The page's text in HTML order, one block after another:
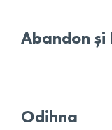
Abandon
Odihna